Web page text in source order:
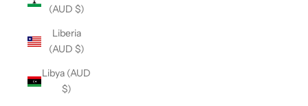
(AUD $)
Liberia
(AUD $)
Libya (AUD
$)